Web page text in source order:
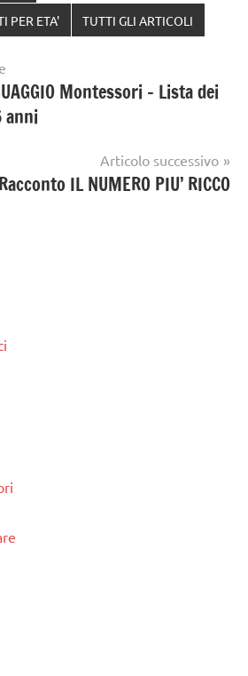
PER ETA' TUTTI GLI ARTICOLI
Montessori – Lista dei
anni
Articolo successivo
Racconto IL NUMERO PIU’ RICCO